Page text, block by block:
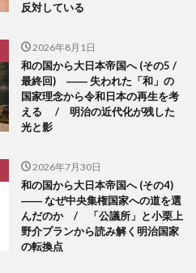
反対している
2026年8月1日
和の国から大日本帝国へ (その5 /
最終回) ―― 失われた「和」の
国家理念から令和日本の再生を考
える / 明治の近代化が残した
光と影
2026年7月30日
和の国から大日本帝国へ (その4)
―― なぜ中央集権国家への道を選
んだのか / 「公議所」と小栗上
野介プランから読み解く明治国家
の転換点